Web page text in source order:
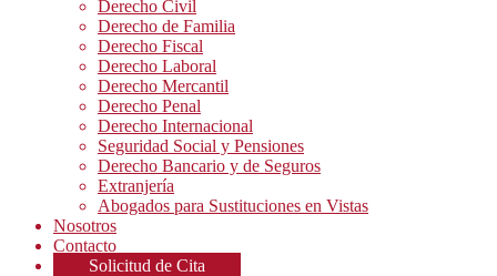
Derecho Civil
Derecho de Familia
Derecho Fiscal
Derecho Laboral
Derecho Mercantil
Derecho Penal
Derecho Internacional
Seguridad Social y Pensiones
Derecho Bancario y de Seguros
Extranjería
Abogados para Sustituciones en Vistas
Nosotros
Contacto
Solicitud de Cita